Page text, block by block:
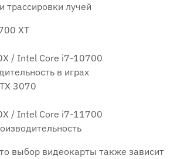
трассировки лучей
XT
/ Intel Core i7-10700
в играх
3070
/ Intel Core i7-11700
выбор видеокарты также зависит